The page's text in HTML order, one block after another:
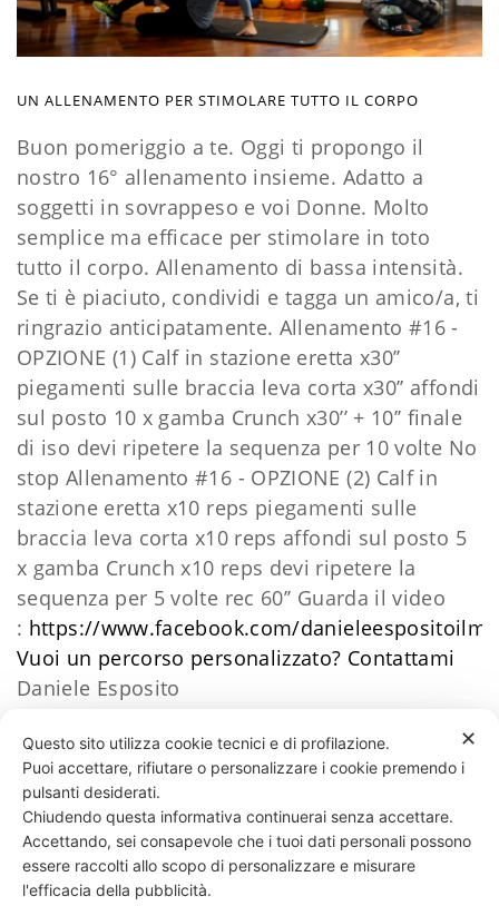
UN ALLENAMENTO PER STIMOLARE TUTTO IL CORPO
Buon pomeriggio a te. Oggi ti propongo il
nostro 16° allenamento insieme. Adatto a
soggetti in sovrappeso e voi Donne. Molto
semplice ma efficace per stimolare in toto
tutto il corpo. Allenamento di bassa intensità.
Se ti è piaciuto, condividi e tagga un amico/a, ti
ringrazio anticipatamente. Allenamento #16 -
OPZIONE (1) Calf in stazione eretta x30’’
piegamenti sulle braccia leva corta x30’’ affondi
sul posto 10 x gamba Crunch x30’’ + 10’’ finale
di iso devi ripetere la sequenza per 10 volte No
stop Allenamento #16 - OPZIONE (2) Calf in
stazione eretta x10 reps piegamenti sulle
braccia leva corta x10 reps affondi sul posto 5
x gamba Crunch x10 reps devi ripetere la
sequenza per 5 volte rec 60’’ Guarda il video
: https://www.facebook.com/
Vuoi un percorso personalizzato? ​Contattami
Daniele Esposito
44 LIKES
331 818 4777DANIELE ESPOSITO
✕
Questo sito utilizza cookie tecnici e di profilazione.
Puoi accettare, rifiutare o personalizzare i cookie premendo i
pulsanti desiderati.
Chiudendo questa informativa continuerai senza accettare.
Accettando, sei consapevole che i tuoi dati personali possono
essere raccolti allo scopo di personalizzare e misurare
l'efficacia della pubblicità.